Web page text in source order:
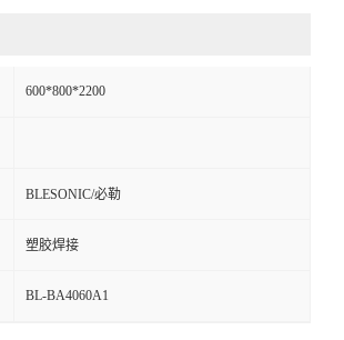
600*800*2200
BLESONIC/必勒
塑胶焊接
BL-BA4060A1